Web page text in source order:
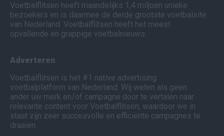
Voetbalflitsen heeft maandelijks 1,4 miljoen unieke
bezoekers en is daarmee de derde grootste voetbalsite
van Nederland. Voetbalflitsen heeft het meest
opvallende en grappige voetbalnieuws.
Adverteren
Voetbalflitsen is het #1 native advertising
voetbalplatform van Nederland. Wij weten als geen
ander uw merk en/of campagne door te vertalen naar
relevante content voor Voetbalflitsen, waardoor we in
staat zijn zeer succesvolle en efficiënte campagnes te
draaien.